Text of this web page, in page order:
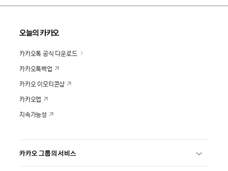
오늘의 카카오
카카오톡 공식 다운로드
카카오톡백업
카카오 이모티콘샵
카카오맵
지속가능성
카카오 그룹의 서비스